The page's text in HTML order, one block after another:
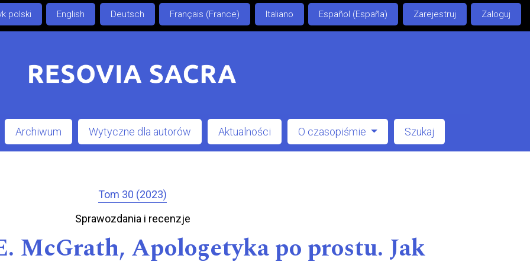
polski English Deutsch Français (France) Italiano Español (España) Zarejestruj Zaloguj
Archiwum Wytyczne dla autorów Aktualności O czasopiśmie Szukaj
Tom 30 (2023)
Sprawozdania i recenzje
McGrath, Apologetyka po prostu. Jak